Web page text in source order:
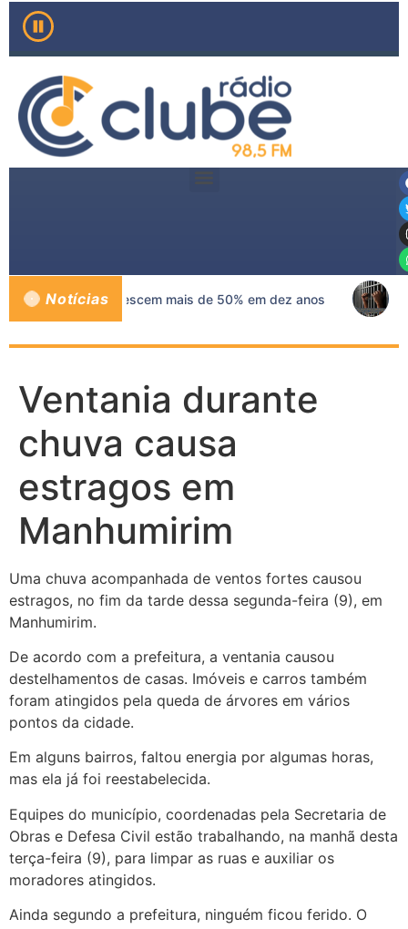
Notícias
mama no SUS crescem mais de 50% em dez anos
Ventania durante
chuva causa
estragos em
Manhumirim
Uma chuva acompanhada de ventos fortes causou
estragos, no fim da tarde dessa segunda-feira (9), em
Manhumirim.
De acordo com a prefeitura, a ventania causou
destelhamentos de casas. Imóveis e carros também
foram atingidos pela queda de árvores em vários
pontos da cidade.
Em alguns bairros, faltou energia por algumas horas,
mas ela já foi reestabelecida.
Equipes do município, coordenadas pela Secretaria de
Obras e Defesa Civil estão trabalhando, na manhã desta
terça-feira (9), para limpar as ruas e auxiliar os
moradores atingidos.
Ainda segundo a prefeitura, ninguém ficou ferido. O